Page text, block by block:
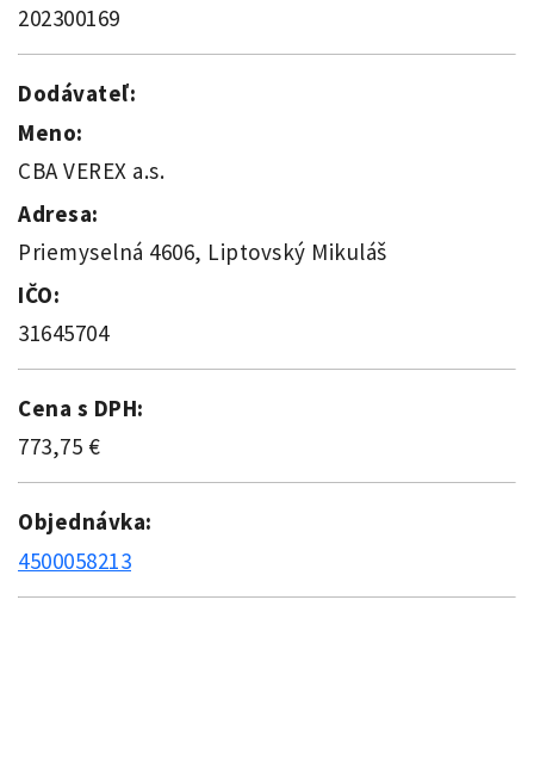
202300169
Dodávateľ:
Meno:
CBA VEREX a.s.
Adresa:
Priemyselná 4606, Liptovský Mikuláš
IČO:
31645704
Cena s DPH:
773,75 €
Objednávka:
4500058213